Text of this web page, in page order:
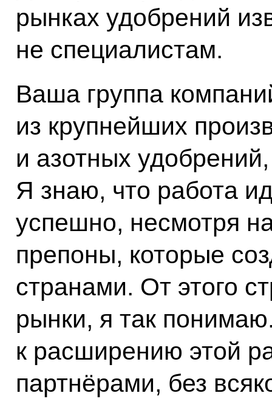
рынках удобрений
не специалистам.
Ваша группа
из крупнейших
и азотных
Я знаю, что работа
успешно, несмотря
препоны, которые
странами. От этого
рынки, я так
к расширению этой
партнёрами, без